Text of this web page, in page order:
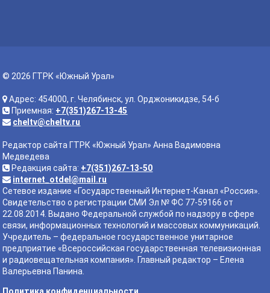
© 2026 ГТРК «Южный Урал»
Адрес: 454000, г. Челябинск, ул. Орджоникидзе, 54-б
Приемная: +7(351)267-13-45
cheltv@cheltv.ru
Редактор сайта ГТРК «Южный Урал» Анна Вадимовна
Медведева
Редакция сайта: +7(351)267-13-50
internet_otdel@mail.ru
Сетевое издание «Государственный Интернет-Канал «Россия».
Свидетельство о регистрации СМИ Эл № ФС 77-59166 от
22.08.2014. Выдано Федеральной службой по надзору в сфере
связи, информационных технологий и массовых коммуникаций.
Учредитель – федеральное государственное унитарное
предприятие «Всероссийская государственная телевизионная
и радиовещательная компания». Главный редактор – Елена
Валерьевна Панина.
Политика конфиденциальности